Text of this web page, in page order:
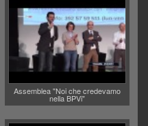
Assemblea "Noi che credevamo
nella BPVi"